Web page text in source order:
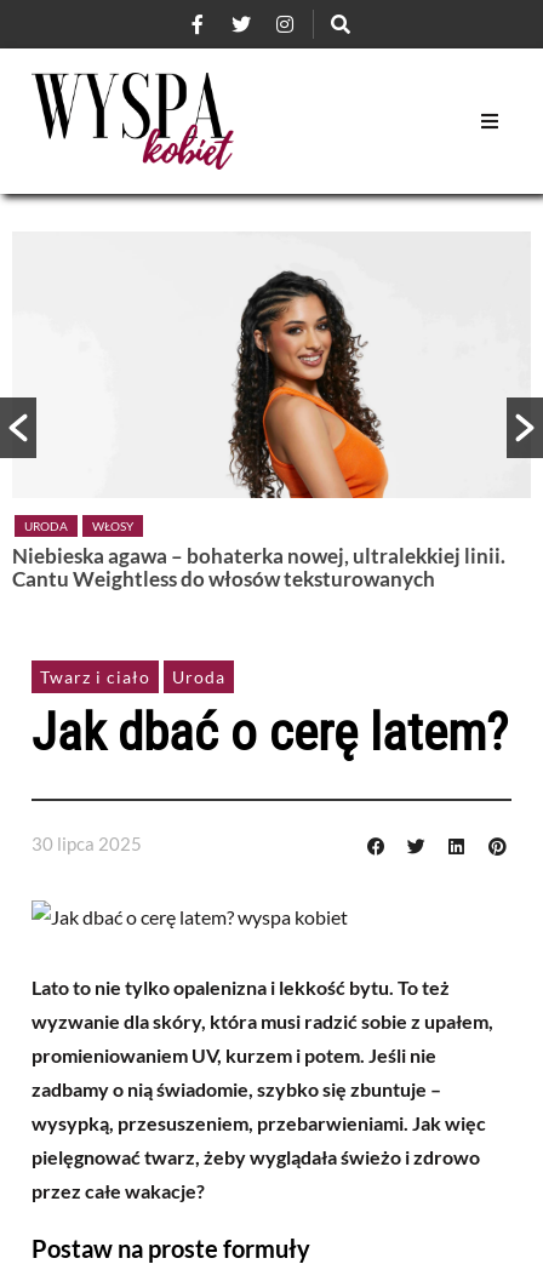
URODA WŁOSY
Niebieska agawa – bohaterka nowej, ultralekkiej linii.
Cantu Weightless do włosów teksturowanych
Twarz i ciało Uroda
Jak dbać o cerę latem?
30 lipca 2025
Lato to nie tylko opalenizna i lekkość bytu. To też
wyzwanie dla skóry, która musi radzić sobie z upałem,
promieniowaniem UV, kurzem i potem. Jeśli nie
zadbamy o nią świadomie, szybko się zbuntuje –
wysypką, przesuszeniem, przebarwieniami. Jak więc
pielęgnować twarz, żeby wyglądała świeżo i zdrowo
przez całe wakacje?
Postaw na proste formuły